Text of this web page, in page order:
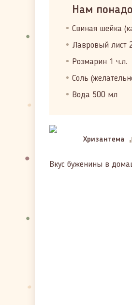
Нам
Свиная шейка
Лавровый лист
Розмарин 1 ч.л.
Соль
Вода 500 мл
Хризантема
Вкус буженины в